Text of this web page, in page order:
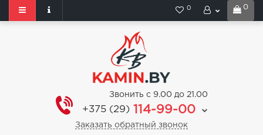
0
0
Звонить с 9.00 до 21.00
+375 (29) 114-99-00
Заказать обратный звонок